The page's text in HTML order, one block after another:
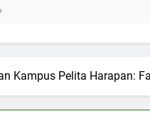
Kampus Pelita Harapan: